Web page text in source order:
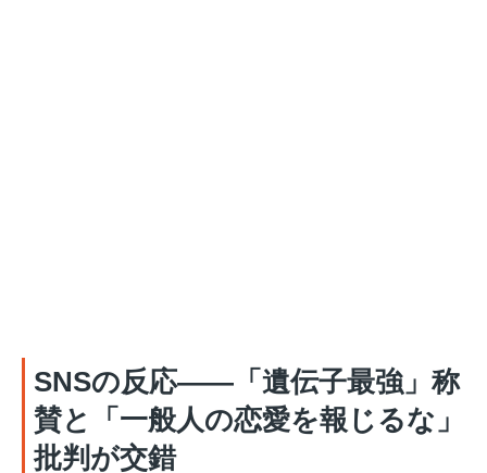
SNSの反応——「遺伝子最強」称
賛と「一般人の恋愛を報じるな」
批判が交錯